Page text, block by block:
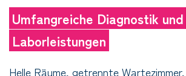
Umfangreiche Diagnostik und
Laborleistungen
Helle Räume, getrennte